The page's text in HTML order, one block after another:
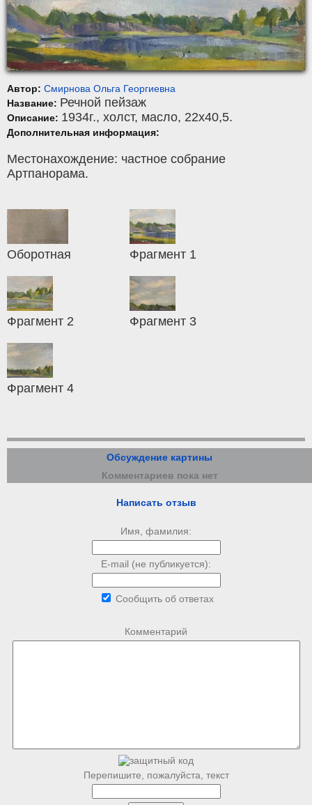
Автор: Смирнова Ольга Георгиевна
Название: Речной пейзаж
Описание: 1934г., холст, масло, 22x40,5.
Дополнительная информация:
Местонахождение: частное собрание
Артпанорама.
Оборотная Фрагмент 1
Фрагмент 2 Фрагмент 3
Фрагмент 4
Обсуждение картины
Комментариев пока нет
Написать отзыв
Имя, фамилия:
E-mail (не публикуется):
Сообщить об ответах
Комментарий
Перепишите, пожалуйста, текст